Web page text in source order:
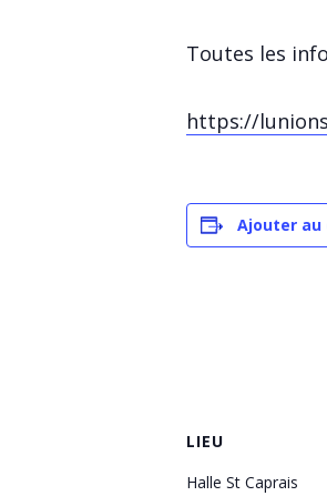
Toutes les
https://
Ajouter au
LIEU
Halle St Caprais